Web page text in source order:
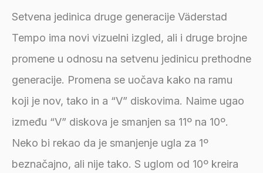
Setvena jedinica druge generacije Väderstad
Tempo ima novi vizuelni izgled, ali i druge brojne
promene u odnosu na setvenu jedinicu prethodne
generacije. Promena se uočava kako na ramu
koji je nov, tako in a “V” diskovima. Naime ugao
između “V” diskova je smanjen sa 11º na 10º.
Neko bi rekao da je smanjenje ugla za 1º
beznačajno, ali nije tako. S uglom od 10º kreira